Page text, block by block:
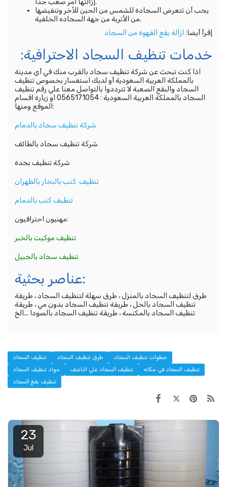
إزالتها أمر صعب جداً.
يجب أن تتعرض السجادة للشمس من الحين للأخر وتنفيضها
من الأتربة من جهة السجاده الخلفية.
إقرأ أيضا: ازالة بقع القهوة من السجاد
خدمات تنظيف السجاد الاحترافية:
اذا كنت تبحث عن شركة تنظيف سجاد بالقرب منك في أي مدينة
بالمملكة العربية السعودية أو لديك استفسار بخصوص تنظيف
السجاد والبقع الصعبة لا تترددوا بالتواصل معنا علي رقم تنظيف
السجاد بالمملكة العربية السعودية : 0565171054 او زيارة اقسام
الموقع ومنها:
شركة تنظيف سجاد بالدمام
شركة تنظيف سجاد بالطائف
شركة تنظيف بجدة
تنظيف كنب بالبخار بالظهران
تنظيف كنب بالدمام
مهنيون احترافيون:
تنظيف موكيت بالخبر
تنظيف سجاد بالجبيل
عناصر بحثية:
طرق لتنظيف السجاد بالمنزل ، طرق سهلة لتنظيف السجاد ، طريقة
تنظيف السجاد بالخل ، طريقة تنظيف السجاد بدون مي ، طريقة
تنظيف السجاد بالمكنسة ، طريقة تنظيف السجاد بالصودا ...الخ
تنظيف السجاد طرق تنظيف السجاد
خطوات تنظيف السجاد
مواد تنظيف السجاد
تنظيف السجاد علي الناشف
تنظيف السجاد في مكانه
تنظيف بقع السجاد
23
Jul